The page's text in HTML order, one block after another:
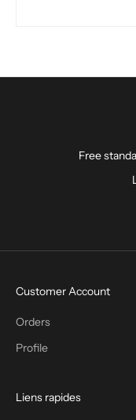
Free
Customer Account
Orders
Profile
Liens rapides